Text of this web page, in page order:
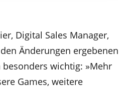
Digital Sales Manager,
Änderungen ergebenen
besonders wichtig: »Mehr
Games, weitere